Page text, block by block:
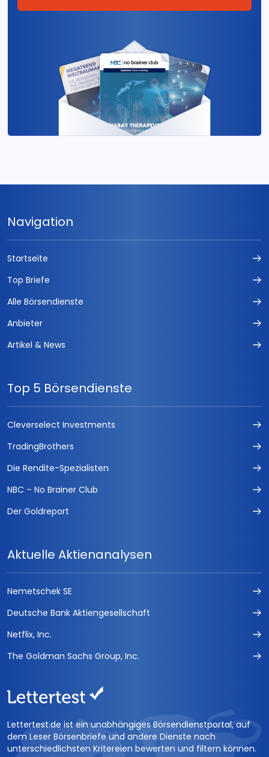
Navigation
Startseite
Top Briefe
Alle Börsendienste
Anbieter
Artikel & News
Top 5 Börsendienste
Cleverselect Investments
TradingBrothers
Die Rendite-Spezialisten
NBC – No Brainer Club
Der Goldreport
Aktuelle Aktienanalysen
Nemetschek SE
Deutsche Bank Aktiengesellschaft
Netflix, Inc.
The Goldman Sachs Group, Inc.
Lettertest.de ist ein unabhängiges Börsendienstportal, auf
dem Leser Börsenbriefe und andere Dienste nach
unterschiedlichsten Kritereien bewerten und filtern können.